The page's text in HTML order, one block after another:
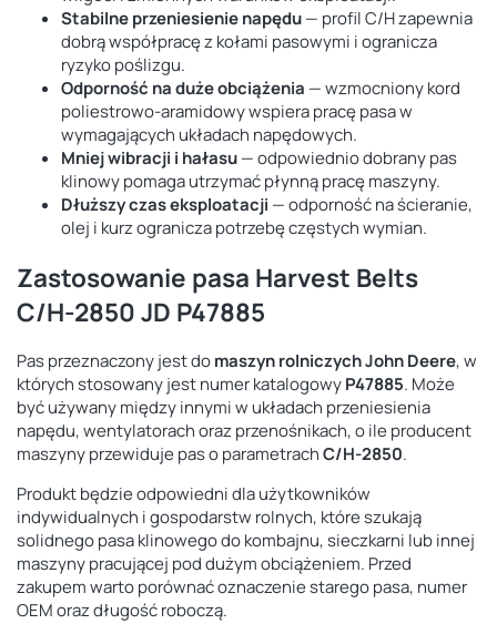
Stabilne przeniesienie napędu— profil C/H zapewnia
dobrą współpracę z kołami pasowymi i ogranicza
ryzyko poślizgu.
Odporność na duże obciążenia — wzmocniony kord
poliestrowo-aramidowy wspiera pracę pasa w
wymagających układach napędowych.
Mniej wibracji i hałasu— odpowiednio dobrany pas
klinowy pomaga utrzymać płynną pracę maszyny.
Dłuższy czas eksploatacji — odporność na ścieranie,
olej i kurz ogranicza potrzebę częstych wymian.
Zastosowanie pasa Harvest Belts
C/H-2850 JD P47885
Pas przeznaczony jest domaszyn rolniczych John Deere, w
których stosowany jest numer katalogowyP47885. Może
być używany między innymi w układach przeniesienia
napędu, wentylatorach oraz przenośnikach, o ile producent
maszyny przewiduje pas o parametrachC/H-2850.
Produkt będzie odpowiedni dla użytkowników
indywidualnych i gospodarstw rolnych, które szukają
solidnego pasa klinowego do kombajnu, sieczkarni lub innej
maszyny pracującej pod dużym obciążeniem. Przed
zakupem warto porównać oznaczenie starego pasa, numer
OEM oraz długość roboczą.